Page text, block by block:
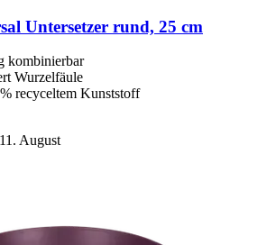
Untersetzer rund, 25 cm
kombinierbar
Wurzelfäule
recyceltem Kunststoff
August